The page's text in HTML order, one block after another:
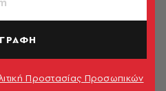
2026: Μηδενίστηκε
Προστασίας Προσωπικών